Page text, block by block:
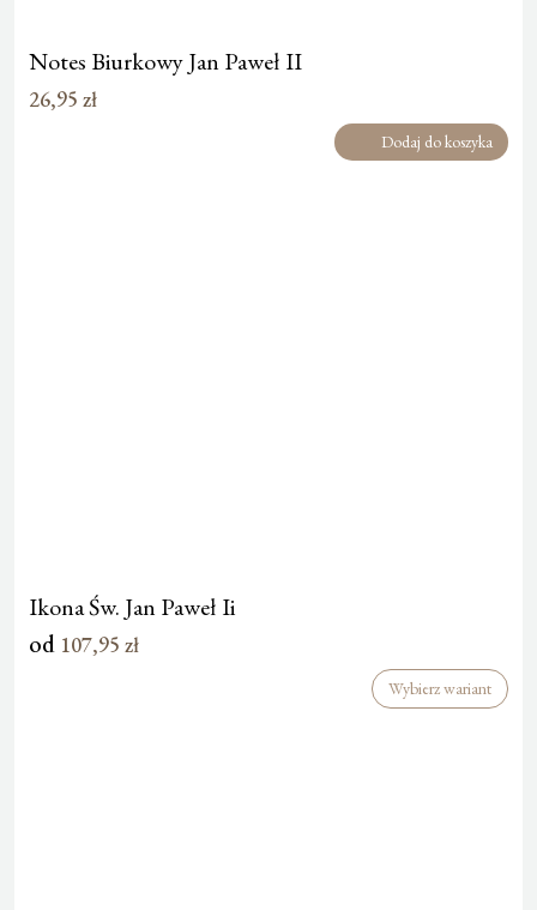
Notes Biurkowy Jan Paweł II
26,95 zł
Dodaj do koszyka
Ikona Św. Jan Paweł Ii
od 107,95 zł
Wybierz wariant